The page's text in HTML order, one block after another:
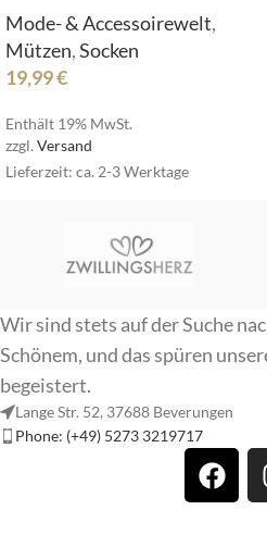
Mode- & Accessoirewelt,
Mützen,Socken
19,99€
Enthält 19% MwSt.
zzgl. Versand
Lieferzeit: ca. 2-3 Werktage
Wir sind stets auf der Suche
Schönem, und das spüren
begeistert.
Lange Str. 52, 37688 Beverungen
Phone: (+49) 5273 3219717